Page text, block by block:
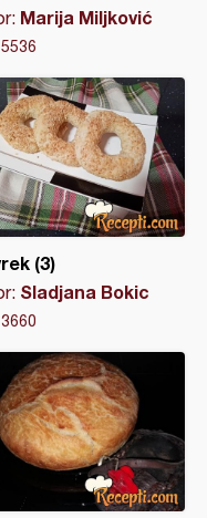
Marija Miljković
5536
(3)
Sladjana Bokic
3660